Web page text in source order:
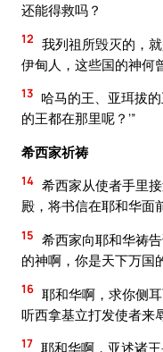
还能得救吗？
12 我列祖所毁灭的，
伊甸人，这些国的神何
13 哈马的王、亚珥拔
的王都在那里呢？’”
希西家祈祷
14 希西家从使者手里
殿，将书信在耶和华面
15 希西家向耶和华祷
的神啊，你是天下万国
16 耶和华啊，求你侧
听西拿基立打发使者来
17 耶和华啊，亚述诸